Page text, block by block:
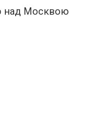
над Москвою